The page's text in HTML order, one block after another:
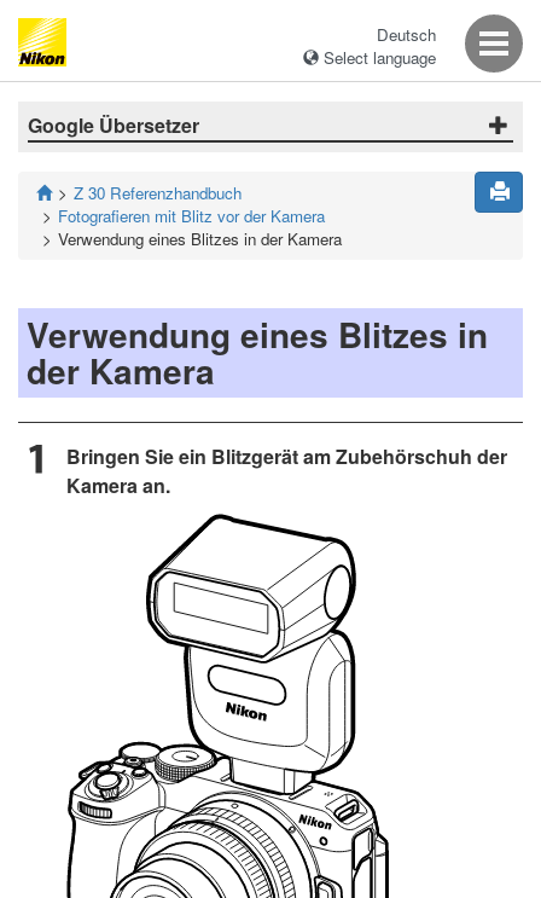
Deutsch
Select language
Google Übersetzer
Z 30 Referenzhandbuch
Fotografieren mit Blitz vor der Kamera
Verwendung eines Blitzes in der Kamera
Verwendung eines Blitzes in
der Kamera
Bringen Sie ein Blitzgerät am Zubehörschuh der
Kamera an.